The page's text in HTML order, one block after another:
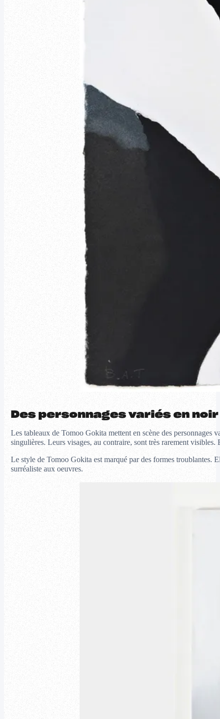
Des personnages variés en
Les tableaux de Tomoo Gokita mettent en scène des personnages
singulières. Leurs visages, au contraire, sont très rarement
Le style de Tomoo Gokita est marqué par des formes troublantes.
surréaliste aux oeuvres.